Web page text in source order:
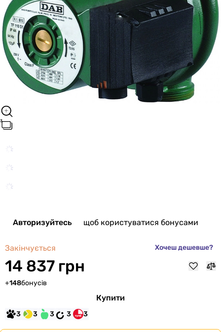
Авторизуйтесь щоб користуватися бонусами
Закінчується Хочеш дешевше?
14 837 грн
+148бонусів
Купити
3 3 3 3 3